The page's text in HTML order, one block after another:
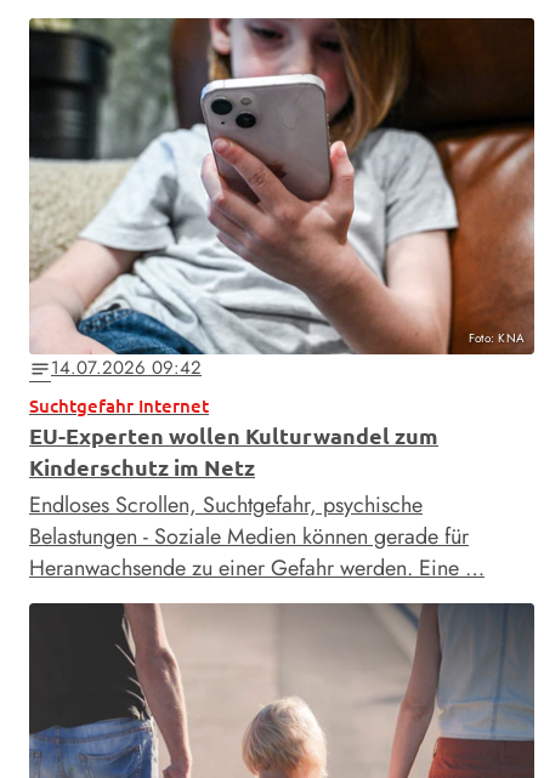
Foto: KNA
notes14.07.2026 09:42
Suchtgefahr Internet
EU-Experten wollen Kulturwandel zum
Kinderschutz im Netz
Endloses Scrollen, Suchtgefahr, psychische
Belastungen - Soziale Medien können gerade für
Heranwachsende zu einer Gefahr werden. Eine …